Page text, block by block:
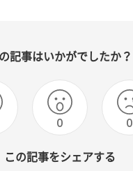
記事はいかがでしたか？
0 0
この記事をシェアする